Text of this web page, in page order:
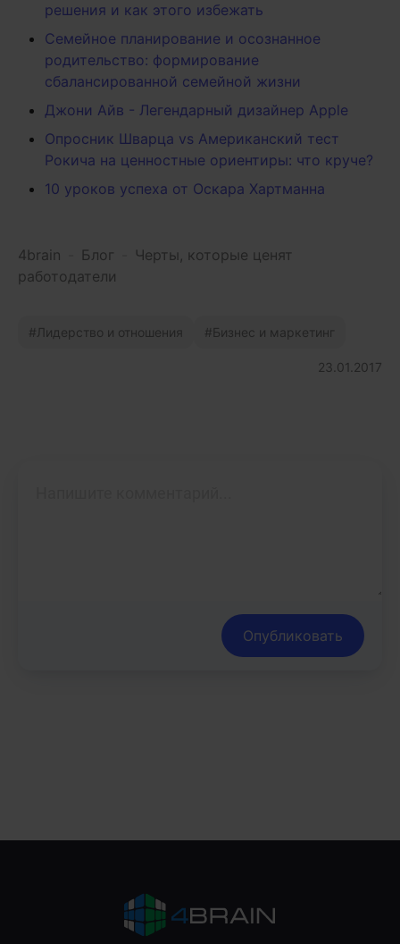
решения и как этого избежать
Семейное планирование и осознанное
родительство: формирование
сбалансированной семейной жизни
Джони Айв - Легендарный дизайнер Apple
Опросник Шварца vs Американский тест
Рокича на ценностные ориентиры: что круче?
10 уроков успеха от Оскара Хартманна
4brain Блог
Черты, которые ценят
работодатели
Лидерство и отношения Бизнес и маркетинг
23.01.2017
Опубликовать